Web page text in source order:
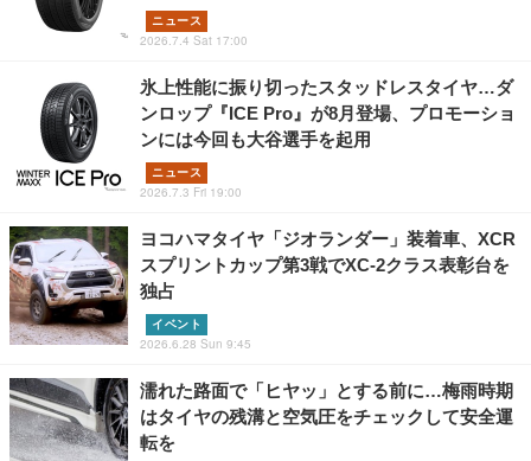
ニュース
2026.7.4 Sat 17:00
氷上性能に振り切ったスタッドレスタイヤ…ダ
ンロップ『ICE Pro』が8月登場、プロモーショ
ンには今回も大谷選手を起用
ニュース
2026.7.3 Fri 19:00
ヨコハマタイヤ「ジオランダー」装着車、XCR
スプリントカップ第3戦でXC-2クラス表彰台を
独占
イベント
2026.6.28 Sun 9:45
濡れた路面で「ヒヤッ」とする前に…梅雨時期
はタイヤの残溝と空気圧をチェックして安全運
転を